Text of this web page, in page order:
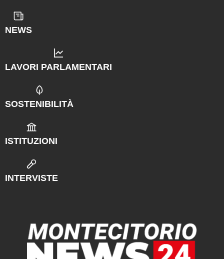
NEWS
LAVORI PARLAMENTARI
SOSTENIBILITÀ
ISTITUZIONI
INTERVISTE